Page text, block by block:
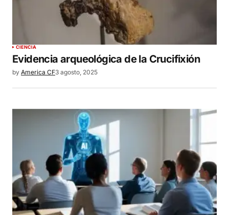
CIENCIA
Evidencia arqueológica de la Crucifixión
by America CF3 agosto, 2025